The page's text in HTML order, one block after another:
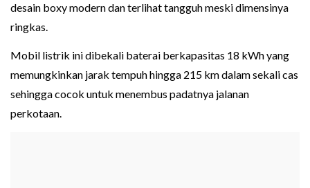
desain boxy modern dan terlihat tangguh meski dimensinya
ringkas.
Mobil listrik ini dibekali baterai berkapasitas 18 kWh yang
memungkinkan jarak tempuh hingga 215 km dalam sekali cas
sehingga cocok untuk menembus padatnya jalanan
perkotaan.